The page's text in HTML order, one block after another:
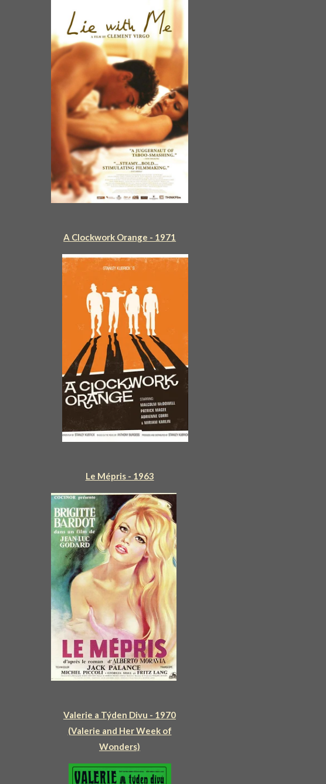
A Clockwork Orange - 1971
Le Mépris - 1963
Valerie a Týden Divu - 1970
(Valerie and Her Week of
Wonders)